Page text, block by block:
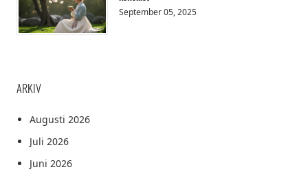
September 05, 2025
ARKIV
Augusti 2026
Juli 2026
Juni 2026